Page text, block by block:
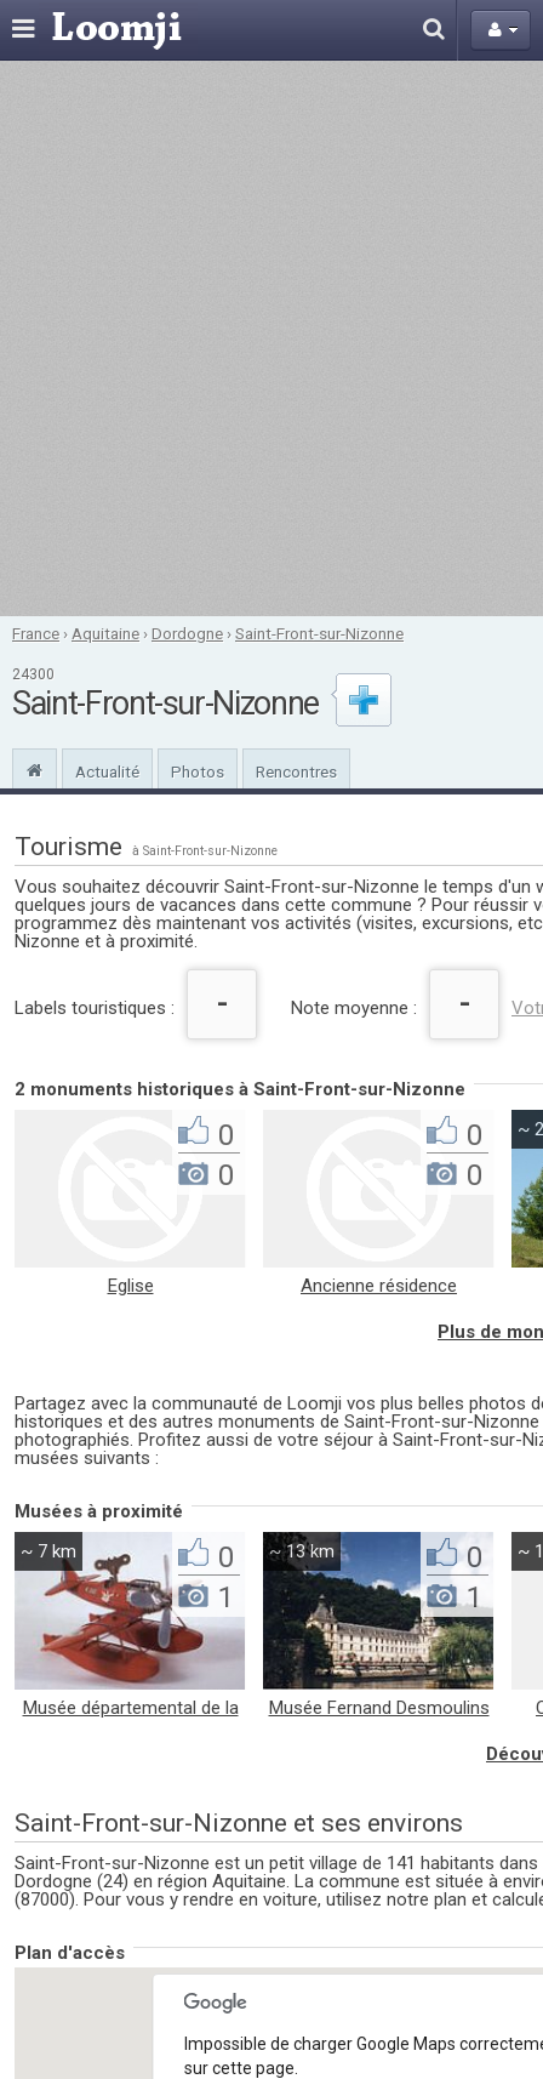
France › Aquitaine ›Dordogne ›Saint-Front-sur-Nizonne
24300
Saint-Front-sur-Nizonne
Actualité Photos Rencontres
Tourisme à Saint-Front-sur-Nizonne
Vous souhaitez découvrir Saint-Front-sur-Nizonne le temps d'un
quelques jours de vacances dans cette commune ? Pour réussir
programmez dès maintenant vos activités (visites, excursions,
Nizonne et à proximité.
Labels touristiques : - Note moyenne : -
2 monuments historiques à Saint-Front-sur-Nizonne
Eglise
0
0
Ancienne résidence
0
0
~
Plus de
Partagez avec la communauté de Loomji vos plus belles photos
historiques et des autres monuments de Saint-Front-sur-
photographiés. Profitez aussi de votre séjour à Saint-Front-sur-
musées suivants :
Musées à proximité
Musée départemental de la
~ 7 km
0
1
Musée Fernand Desmoulins
~ 13 km
0
1
~
Saint-Front-sur-Nizonne et ses environs
Saint-Front-sur-Nizonne est un petit village de 141 habitants
Dordogne (24) en région Aquitaine. La commune est située à
(87000). Pour vous y rendre en voiture, utilisez notre plan et
Plan d'accès
Impossible de charger Google Maps
sur cette page.